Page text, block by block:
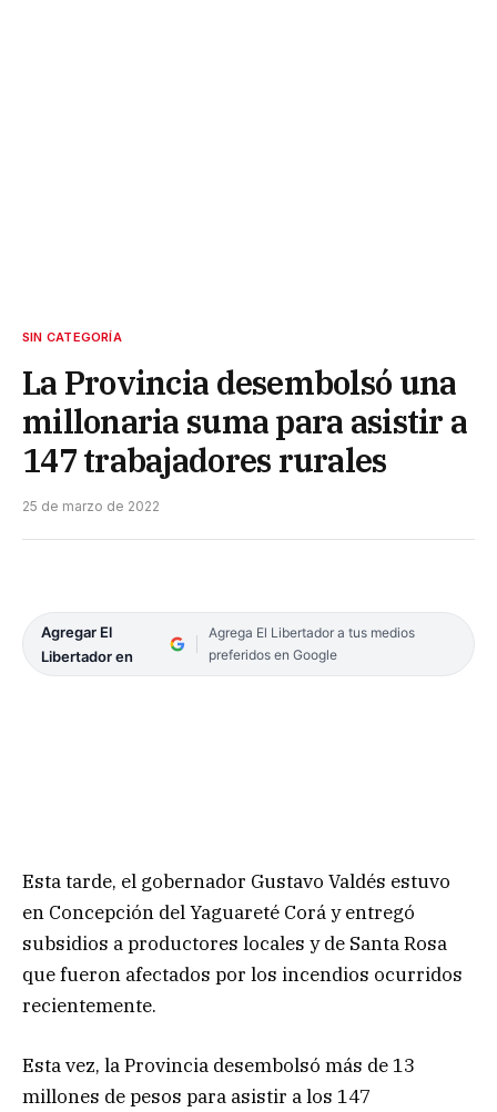
SIN CATEGORÍA
La Provincia desembolsó una
millonaria suma para asistir a
147 trabajadores rurales
25 de marzo de 2022
Agregar El
Libertador en
Agrega El Libertador a tus medios
preferidos en Google
Esta tarde, el gobernador Gustavo Valdés estuvo
en Concepción del Yaguareté Corá y entregó
subsidios a productores locales y de Santa Rosa
que fueron afectados por los incendios ocurridos
recientemente.
Esta vez, la Provincia desembolsó más de 13
millones de pesos para asistir a los 147